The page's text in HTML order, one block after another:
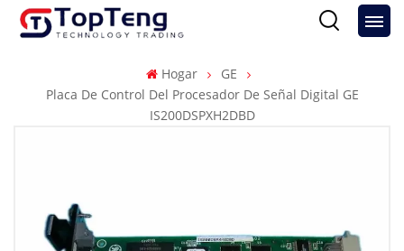
Hogar
GE
Placa De Control Del Procesador De Señal Digital GE
IS200DSPXH2DBD